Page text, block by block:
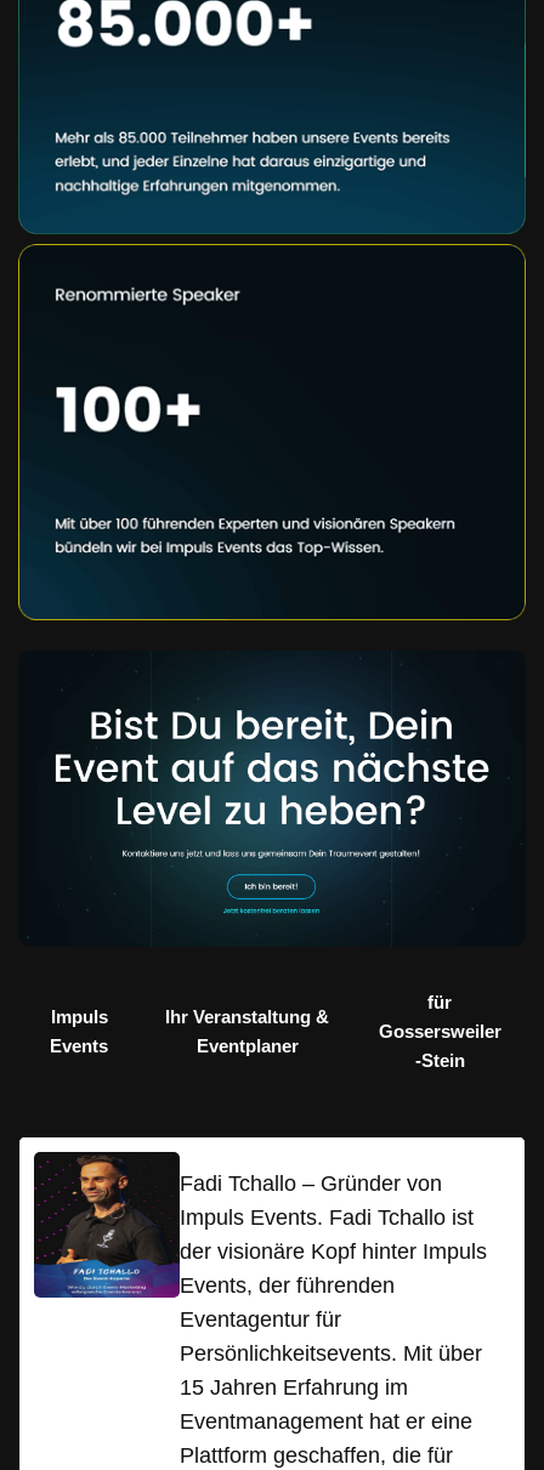
Impuls
Events
Ihr Veranstaltung &
Eventplaner
für
Gossersweiler
-Stein
Fadi Tchallo – Gründer von
Impuls Events. Fadi Tchallo ist
der visionäre Kopf hinter Impuls
Events, der führenden
Eventagentur für
Persönlichkeitsevents. Mit über
15 Jahren Erfahrung im
Eventmanagement hat er eine
Plattform geschaffen, die für